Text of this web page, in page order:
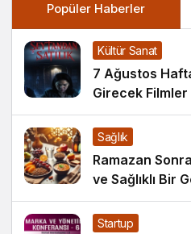
Popüler Haberler
Kültür Sanat
7 Ağustos
Girecek Filmler
Sağlık
Ramazan
ve Sağlıklı Bir
Startup